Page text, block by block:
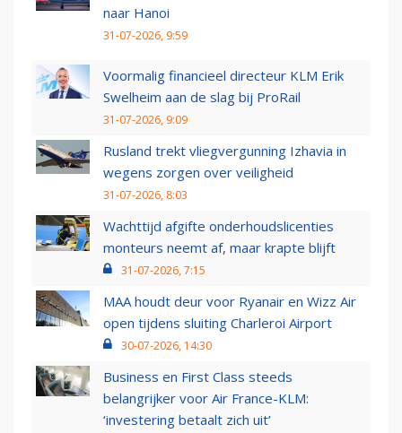
naar Hanoi
31-07-2026, 9:59
Voormalig financieel directeur KLM Erik
Swelheim aan de slag bij ProRail
31-07-2026, 9:09
Rusland trekt vliegvergunning Izhavia in
wegens zorgen over veiligheid
31-07-2026, 8:03
Wachttijd afgifte onderhoudslicenties
monteurs neemt af, maar krapte blijft
31-07-2026, 7:15
MAA houdt deur voor Ryanair en Wizz Air
open tijdens sluiting Charleroi Airport
30-07-2026, 14:30
Business en First Class steeds
belangrijker voor Air France-KLM:
‘investering betaalt zich uit’